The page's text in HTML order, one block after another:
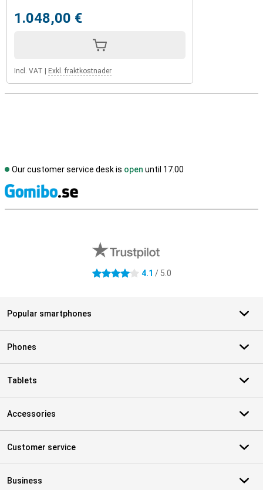
1.048,00 €
Incl. VAT Exkl. fraktkostnader
Our customer service desk is open until 17.00
4.1 stars 4.1 / 5.0
Popular smartphones
Phones
Tablets
Accessories
Customer service
Business